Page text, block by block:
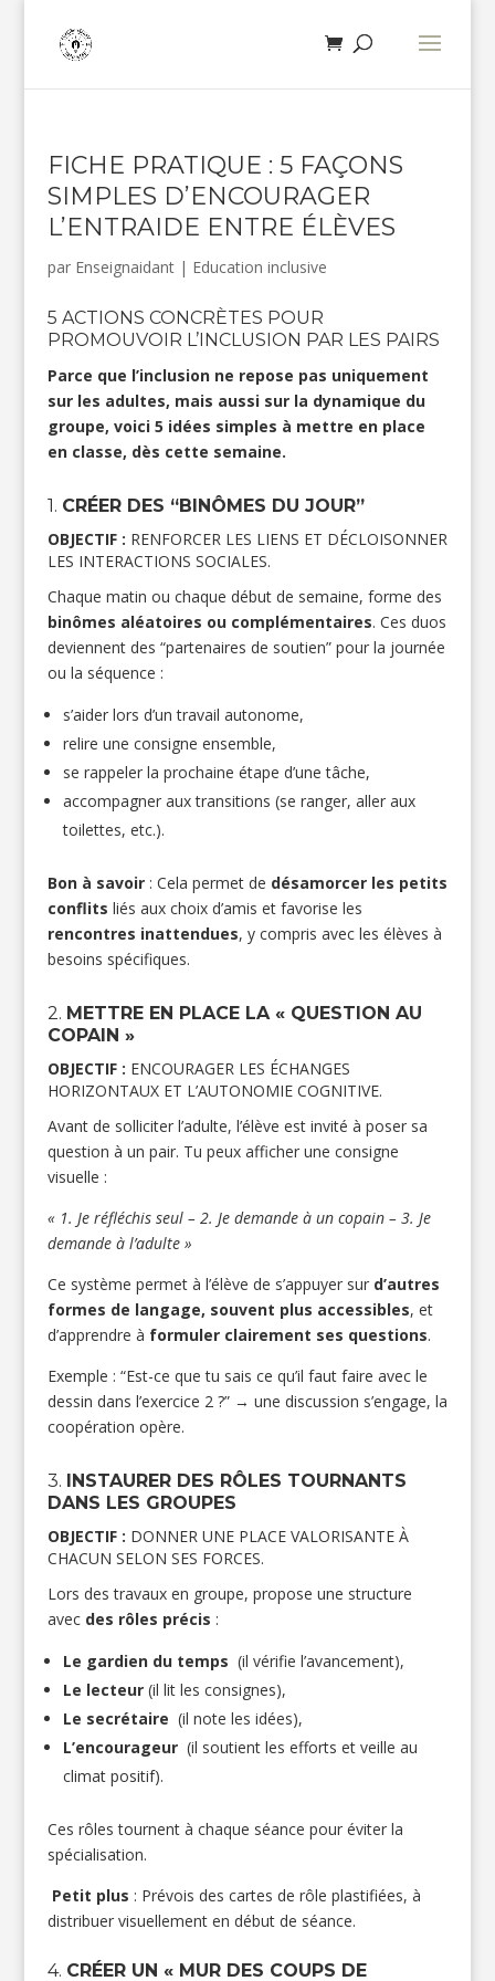
FICHE PRATIQUE : 5 FAÇONS
SIMPLES D’ENCOURAGER
L’ENTRAIDE ENTRE ÉLÈVES
par Enseignaidant| Education inclusive
5 ACTIONS CONCRÈTES POUR
PROMOUVOIR L’INCLUSION PAR LES PAIRS
Parce que l’inclusion ne repose pas uniquement
sur les adultes, mais aussi sur la dynamique du
groupe, voici 5 idées simples à mettre en place
en classe, dès cette semaine.
1. CRÉER DES “BINÔMES DU JOUR”
OBJECTIF : RENFORCER LES LIENS ET DÉCLOISONNER
LES INTERACTIONS SOCIALES.
Chaque matin ou chaque début de semaine, forme des
binômes aléatoires ou complémentaires. Ces duos
deviennent des “partenaires de soutien” pour la journée
ou la séquence :
s’aider lors d’un travail autonome,
relire une consigne ensemble,
se rappeler la prochaine étape d’une tâche,
accompagner aux transitions (se ranger, aller aux
toilettes, etc.).
Bon à savoir: Cela permet de désamorcer les petits
conflits liés aux choix d’amis et favorise les
rencontres inattendues, y compris avec les élèves à
besoins spécifiques.
2. METTRE EN PLACE LA « QUESTION AU
COPAIN »
OBJECTIF : ENCOURAGER LES ÉCHANGES
HORIZONTAUX ET L’AUTONOMIE COGNITIVE.
Avant de solliciter l’adulte, l’élève est invité à poser sa
question à un pair. Tu peux afficher une consigne
visuelle :
« 1. Je réfléchis seul – 2. Je demande à un copain – 3. Je
demande à l’adulte »
Ce système permet à l’élève de s’appuyer sur d’autres
formes de langage, souvent plus accessibles, et
d’apprendre à formuler clairement ses questions.
Exemple : “Est-ce que tu sais ce qu’il faut faire avec le
dessin dans l’exercice 2 ?” → une discussion s’engage, la
coopération opère.
3. INSTAURER DES RÔLES TOURNANTS
DANS LES GROUPES
OBJECTIF : DONNER UNE PLACE VALORISANTE À
CHACUN SELON SES FORCES.
Lors des travaux en groupe, propose une structure
avec des rôles précis :
Le gardien du temps (il vérifie l’avancement),
Le lecteur(il lit les consignes),
Le secrétaire (il note les idées),
L’encourageur(il soutient les efforts et veille au
climat positif).
Ces rôles tournent à chaque séance pour éviter la
spécialisation.
Petit plus : Prévois des cartes de rôle plastifiées, à
distribuer visuellement en début de séance.
4. CRÉER UN « MUR DES COUPS DE